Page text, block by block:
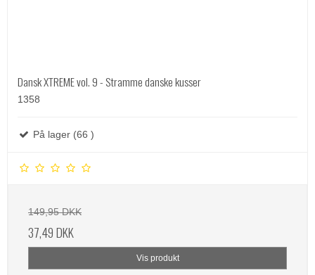
Dansk XTREME vol. 9 - Stramme danske kusser
1358
På lager (66 )
149,95 DKK
37,49 DKK
Vis produkt